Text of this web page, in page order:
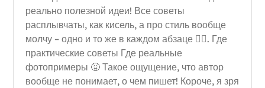
реально полезной идеи! Все советы
расплывчаты, как кисель, а про стиль вообще
молчу – одно и то же в каждом абзаце 🤷‍♀️. Где
практические советы Где реальные
фотопримеры 😤 Такое ощущение, что автор
вообще не понимает, о чем пишет! Короче, я зря